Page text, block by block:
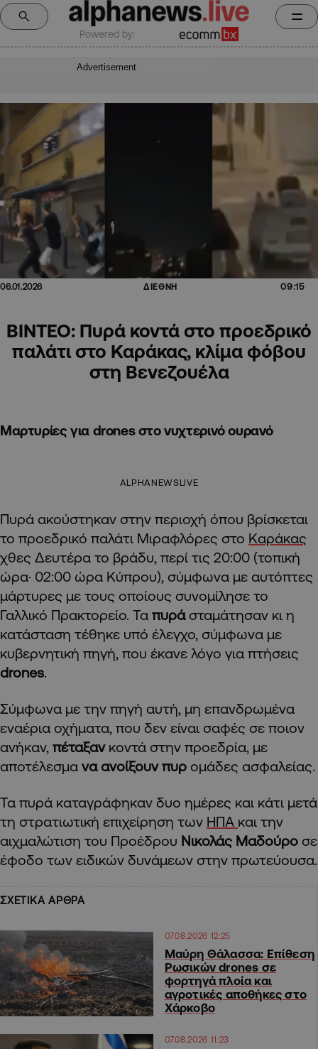
Powered by:
Advertisement
06.01.2026 ΔΙΕΘΝΗ 09:15
ΒΙΝΤΕΟ: Πυρά κοντά στο προεδρικό
παλάτι στο Καράκας, κλίμα φόβου
στη Βενεζουέλα
Μαρτυρίες για drones στο νυχτερινό ουρανό
ALPHANEWSLIVE
Πυρά ακούστηκαν στην περιοχή όπου βρίσκεται
το προεδρικό παλάτι Μιραφλόρες στο Καράκας
χθες Δευτέρα το βράδυ, περί τις 20:00 (τοπική
ώρα· 02:00 ώρα Κύπρου), σύμφωνα με αυτόπτες
μάρτυρες με τους οποίους συνομίλησε το
Γαλλικό Πρακτορείο. Τα πυρά σταμάτησαν κι η
κατάσταση τέθηκε υπό έλεγχο, σύμφωνα με
κυβερνητική πηγή, που έκανε λόγο για πτήσεις
drones.
Σύμφωνα με την πηγή αυτή, μη επανδρωμένα
εναέρια οχήματα, που δεν είναι σαφές σε ποιον
ανήκαν, πέταξαν κοντά στην προεδρία, με
αποτέλεσμα να ανοίξουν πυρ ομάδες ασφαλείας.
Τα πυρά καταγράφηκαν δυο ημέρες και κάτι μετά
τη στρατιωτική επιχείρηση των ΗΠΑ και την
αιχμαλώτιση του Προέδρου Νικολάς Μαδούρο σε
έφοδο των ειδικών δυνάμεων στην πρωτεύουσα.
ΣΧΕΤΙΚΑ ΑΡΘΡΑ
07.08.2026 12:25
Μαύρη Θάλασσα: Επίθεση
Ρωσικών drones σε
φορτηγά πλοία και
αγροτικές αποθήκες στο
Χάρκοβο
07.08.2026 11:23